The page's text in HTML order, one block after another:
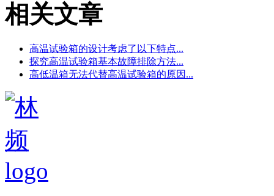
相关文章
高温试验箱的设计考虑了以下特点...
探究高温试验箱基本故障排除方法...
高低温箱无法代替高温试验箱的原因...